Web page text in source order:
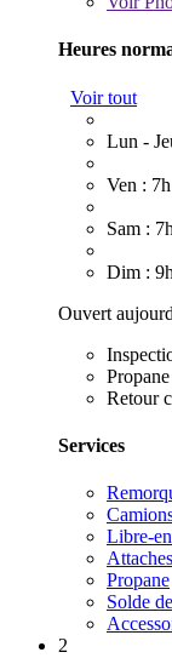
Heures
Voir tout
Lun -
Ven :
Sam :
Dim :
Ouvert
Retour
Services
Libre-
Propane
Solde
2